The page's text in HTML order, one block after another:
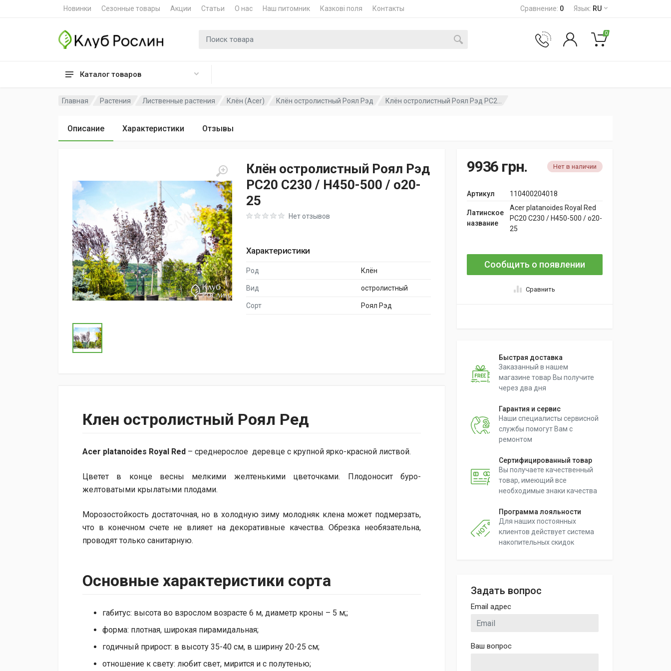
Новинки Сезонные товары Акции Статьи О нас Наш питомник Казкові поля Контакты Сравнение: 0 Язык: RU
Каталог товаров
Поиск для 0
Главная Растения Лиственные растения Клён (Acer) Клён остролистный Роял Рэд Клён остролистный Роял Рэд PC2...
Описание Характеристики Отзывы
Клён остролистный Роял Рэд
PC20 C230 / H450-500 / o20-
25
Rating: 0 out of 5Нет отзывов
Характеристики
Род Клён
Вид остролистный
Сорт Роял Рэд
9936 грн. Нет в наличии
Артикул 110400204018
Латинское
название
Acer platanoides Royal Red
PC20 C230 / H450-500 / o20-
25
Сообщить о появлении
Сравнить
Быстрая доставка
Заказанный в нашем
магазине товар Вы получите
через два дня
Гарантия и сервис
Наши специалисты сервисной
службы помогут Вам с
ремонтом
Сертифицированный товар
Вы получаете качественный
товар, имеющий все
необходимые знаки качества
Программа лояльности
Для наших постоянных
клиентов действует система
накопительных скидок
Задать вопрос
Email адрес
Ваш вопрос
Клен остролистный Роял Ред
Acer platanoides Royal Red – среднерослое деревце с крупной ярко-красной листвой.
Цветет в конце весны мелкими желтенькими цветочками. Плодоносит буро-
желтоватыми крылатыми плодами.
Морозостойкость достаточная, но в холодную зиму молодняк клена может подмерзать,
что в конечном счете не влияет на декоративные качества. Обрезка необязательна,
проводят только санитарную.
Основные характеристики сорта
габитус: высота во взрослом возрасте 6 м, диаметр кроны – 5 м;;
форма: плотная, широкая пирамидальная;
годичный прирост: в высоту 35-40 см, в ширину 20-25 см;
отношение к свету: любит свет, мирится и с полутенью;